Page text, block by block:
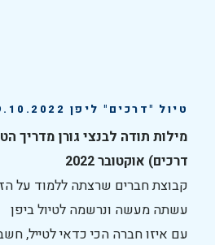
טיול "דרכים" ליפן 9.10.2022
מילות תודה לבנצי גורן מדריך
דרכים) אוקטובר 2022
קבוצת חברים שרצתה ללמוד על
עשתה מעשה ונרשמה לטיול ביפן
עם איזו חברה הכי כדאי לטייל,